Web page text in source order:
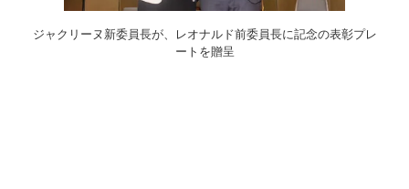
ジャクリーヌ新委員長が、レオナルド前委員長に記念の表彰プレ
ートを贈呈